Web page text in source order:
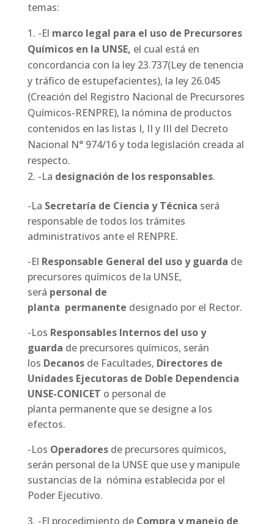
temas:
-El marco legal para el uso de Precursores
Químicos en la UNSE, el cual está en
concordancia con la ley 23.737(Ley de tenencia
y tráfico de estupefacientes), la ley 26.045
(Creación del Registro Nacional de Precursores
Químicos-RENPRE), la nómina de productos
contenidos en las listas I, II y III del Decreto
Nacional N° 974/16 y toda legislación creada al
respecto.
-La designación de los responsables.
-La Secretaría de Ciencia y Técnica será
responsable de todos los trámites
administrativos ante el RENPRE.
-El Responsable General del uso y guarda de
precursores químicos de la UNSE,
será personal de
planta permanente designado por el Rector.
-Los Responsables Internos del uso y
guarda de precursores químicos, serán
los Decanosde Facultades, Directores de
Unidades Ejecutoras de Doble Dependencia
UNSE-CONICET o personal de
planta permanente que se designe a los
efectos.
-Los Operadoresde precursores químicos,
serán personal de la UNSE que use y manipule
sustancias de la nómina establecida por el
Poder Ejecutivo.
-El procedimiento de Compra y manejo de